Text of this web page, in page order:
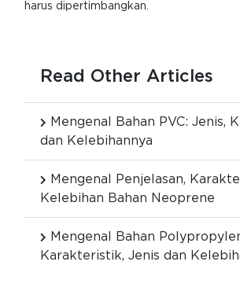
harus dipertimbangkan.
Read Other Articles
Mengenal Bahan PVC: Jenis,
dan Kelebihannya
Mengenal Penjelasan,
Kelebihan Bahan Neoprene
Mengenal Bahan
Karakteristik, Jenis dan